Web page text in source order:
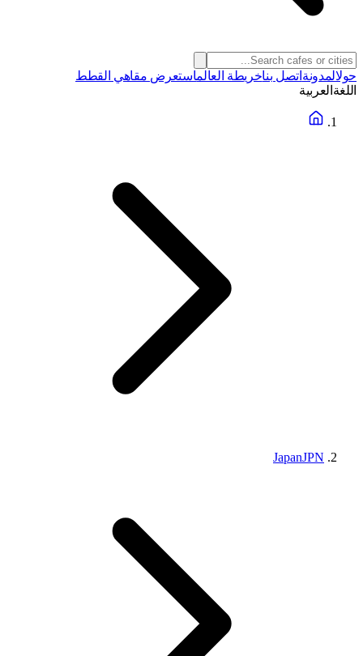
حولالمدونة اتصل بناخريطة العالماستعرض مقاهي القطط
اللغة العربية
JapanJPN